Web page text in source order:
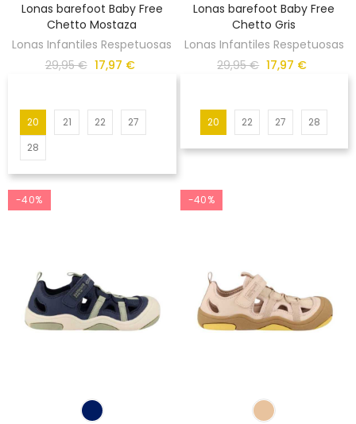
Lonas barefoot Baby Free
Chetto Mostaza
Lonas Infantiles Respetuosas
29,95 € 17,97 €
20 21 22
27
28
Lonas barefoot Baby Free
Chetto Gris
Lonas Infantiles Respetuosas
29,95 € 17,97 €
20 22 27 28
-40% -40%